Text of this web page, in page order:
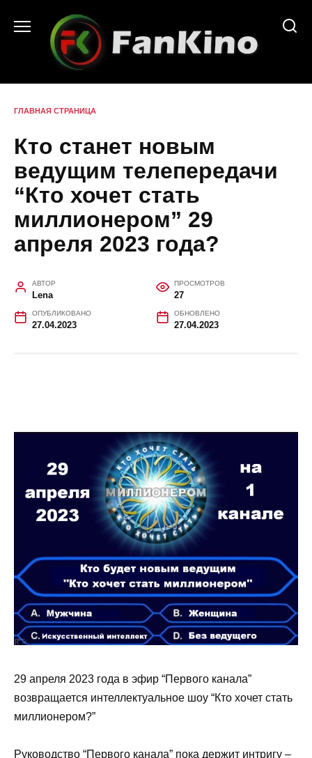
содержанию
ГЛАВНАЯ СТРАНИЦА
Кто станет новым
ведущим телепередачи
“Кто хочет стать
миллионером” 29
апреля 2023 года?
АВТОР
Lena
ПРОСМОТРОВ
27
ОПУБЛИКОВАНО
27.04.2023
ОБНОВЛЕНО
27.04.2023
29 апреля 2023 года в эфир “Первого канала”
возвращается интеллектуальное шоу “Кто хочет стать
миллионером?”
Руководство “Первого канала” пока держит интригу –